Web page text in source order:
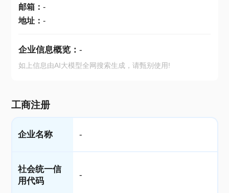
邮箱： -
地址： -
企业信息概览： -
如上信息由AI大模型全网搜索生成，请甄别使用!
工商注册
企业名称 -
社会统一信
用代码
-